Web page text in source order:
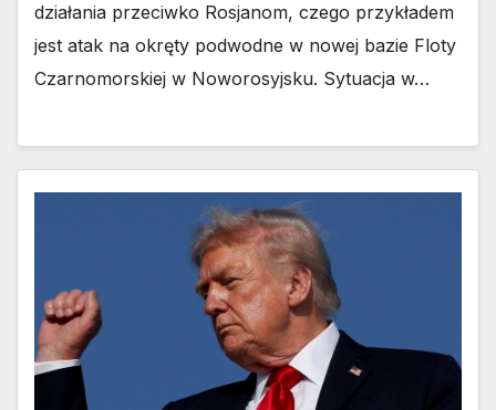
działania przeciwko Rosjanom, czego przykładem
jest atak na okręty podwodne w nowej bazie Floty
Czarnomorskiej w Noworosyjsku. Sytuacja w…